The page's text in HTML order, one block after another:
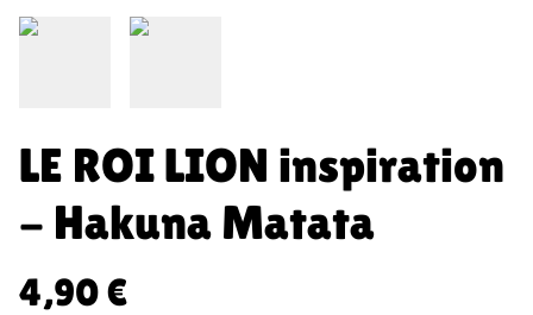
LE ROI LION inspiration
- Hakuna Matata
4,90 €